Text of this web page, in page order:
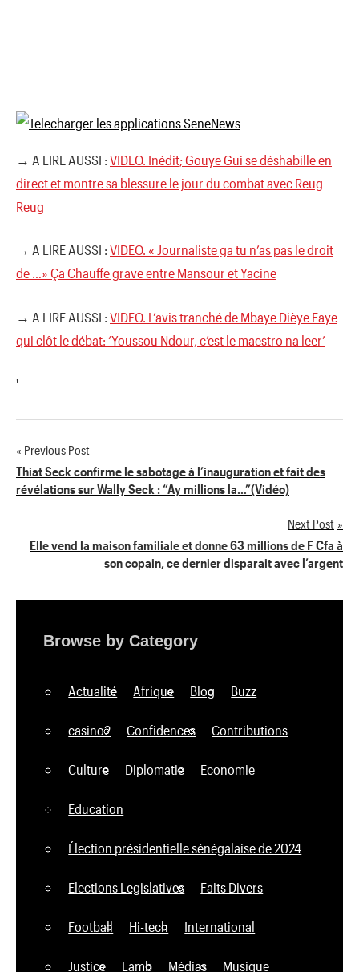
→ A LIRE AUSSI : VIDEO. Inédit; Gouye Gui se déshabille en
direct et montre sa blessure le jour du combat avec Reug
Reug
→ A LIRE AUSSI : VIDEO. « Journaliste ga tu n’as pas le droit
de …» Ça Chauffe grave entre Mansour et Yacine
→ A LIRE AUSSI : VIDEO. L’avis tranché de Mbaye Dièye Faye
qui clôt le débat: ‘Youssou Ndour, c’est le maestro na leer’
'
Navigation
de
Previous Post
Thiat Seck confirme le sabotage à l’inauguration et fait des
révélations sur Wally Seck : “Ay millions la…”(Vidéo)
Next Post
Elle vend la maison familiale et donne 63 millions de F Cfa à
son copain, ce dernier disparait avec l’argent
Browse by Category
Actualité Afrique Blog Buzz
casino2 Confidences Contributions
Culture Diplomatie Economie
Education
Élection présidentielle sénégalaise de 2024
Elections Legislatives Faits Divers
Football Hi-tech International
Justice Lamb Médias Musique